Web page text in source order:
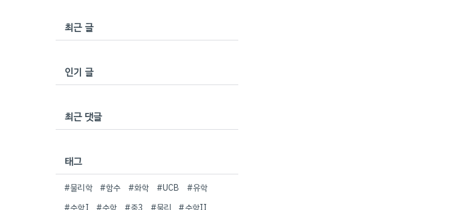
최근 글
인기 글
최근 댓글
태그
#물리학 #함수 #화학 #UCB
#유학